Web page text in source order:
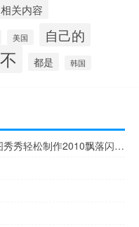
相关内容
美国 自己的
都是 韩国
美图秀秀飘雪特效（焦点消息！美图秀秀轻松制作2010飘落闪图）